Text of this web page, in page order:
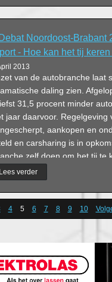
Noordoost-Brabant
- Hoe kan het tij
2013
van de autobranche laat
daling zien.
31,5 procent minder
jaar daarvoor. Regelgeving
aankopen en
en carsharing is in
zelf doen om het tij te
coach Huub van
autodealers en
Lees verder
4 5 6 7 8 9 10